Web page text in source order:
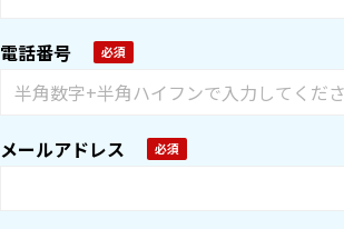
電話番号
メールアドレス